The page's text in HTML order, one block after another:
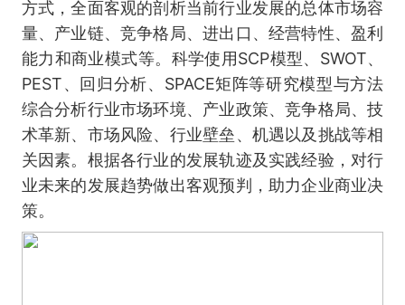
方式，全面客观的剖析当前行业发展的总体市场容
量、产业链、竞争格局、进出口、经营特性、盈利
能力和商业模式等。科学使用SCP模型、SWOT、
PEST、回归分析、SPACE矩阵等研究模型与方法
综合分析行业市场环境、产业政策、竞争格局、技
术革新、市场风险、行业壁垒、机遇以及挑战等相
关因素。根据各行业的发展轨迹及实践经验，对行
业未来的发展趋势做出客观预判，助力企业商业决
策。